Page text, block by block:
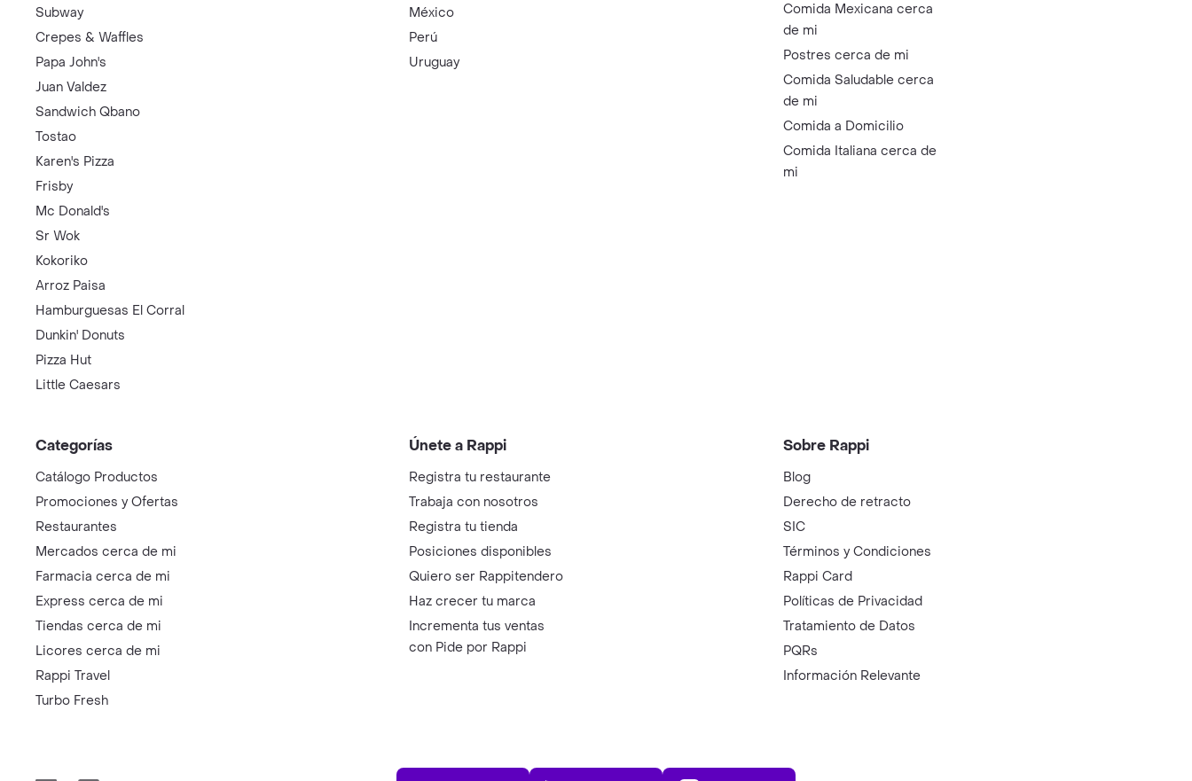
Subway
Crepes & Waffles
Papa John's
Juan Valdez
Sandwich Qbano
Tostao
Karen's Pizza
Frisby
Mc Donald's
Sr Wok
Kokoriko
Arroz Paisa
Hamburguesas El Corral
Dunkin' Donuts
Pizza Hut
Little Caesars
México
Perú
Uruguay
Comida Mexicana cerca
de mi
Postres cerca de mi
Comida Saludable cerca
de mi
Comida a Domicilio
Comida Italiana cerca de
mi
Categorías
Catálogo Productos
Promociones y Ofertas
Restaurantes
Mercados cerca de mi
Farmacia cerca de mi
Express cerca de mi
Tiendas cerca de mi
Licores cerca de mi
Rappi Travel
Turbo Fresh
Únete a Rappi
Registra tu restaurante
Trabaja con nosotros
Registra tu tienda
Posiciones disponibles
Quiero ser Rappitendero
Haz crecer tu marca
Incrementa tus ventas
con Pide por Rappi
Sobre Rappi
Blog
Derecho de retracto
SIC
Términos y Condiciones
Rappi Card
Políticas de Privacidad
Tratamiento de Datos
PQRs
Información Relevante
App Store Play Store AppGallery